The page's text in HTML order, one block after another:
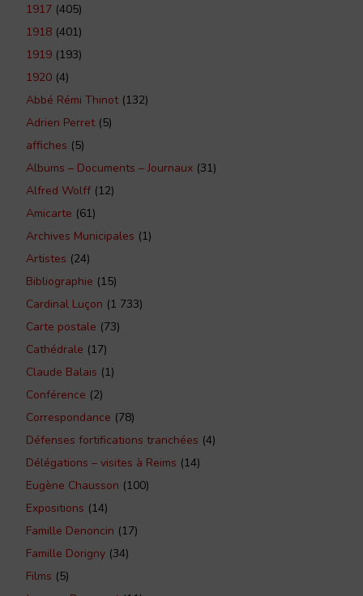
1917 (405)
1918 (401)
1919 (193)
1920 (4)
Abbé Rémi Thinot(132)
Adrien Perret(5)
affiches (5)
Albums – Documents – Journaux (31)
Alfred Wolff (12)
Amicarte (61)
Archives Municipales (1)
Artistes (24)
Bibliographie (15)
Cardinal Luçon (1 733)
Carte postale (73)
Cathédrale (17)
Claude Balais (1)
Conférence (2)
Correspondance (78)
Défenses fortifications tranchées (4)
Délégations – visites à Reims (14)
Eugène Chausson (100)
Expositions (14)
Famille Denoncin (17)
Famille Dorigny (34)
Films (5)